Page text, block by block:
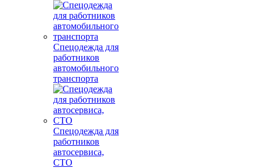
Спецодежда для
работников
автомобильного
транспорта
Спецодежда для
работников
автосервиса,
СТО